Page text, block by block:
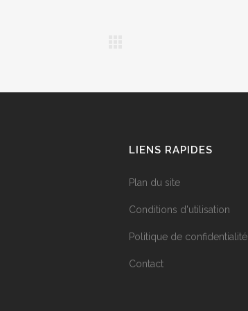
LIENS RAPIDES
Plan du site
Conditions d'utilisation
Politique de confidentialité
Contact